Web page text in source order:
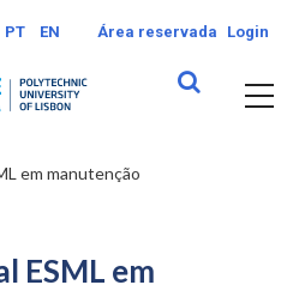
PT EN Área reservada Login
em manutenção
ESML em